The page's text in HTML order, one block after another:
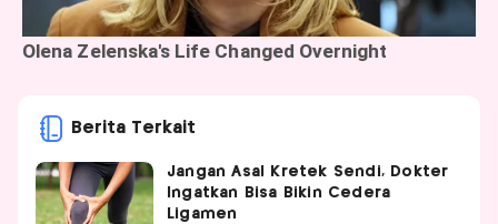
Berita Terkait
Jangan Asal Kretek Sendi, Dokter
Ingatkan Bisa Bikin Cedera
Ligamen